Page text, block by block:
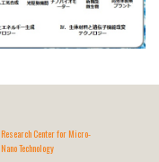
Research Center for Micro-
Nano Technology